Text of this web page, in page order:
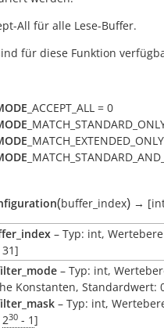
All für alle Lese-Buffer.
für diese Funktion
_ACCEPT_ALL = 0
(buffer_index) →
– Typ: int,
– Typ: int,
Konstanten, Standardwert:
– Typ: int,
230 - 1]